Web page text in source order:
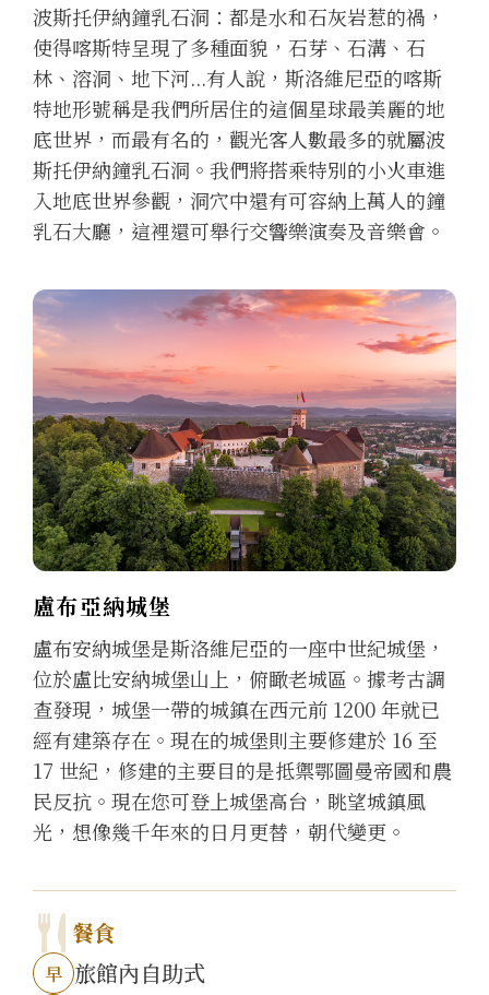
波斯托伊納鐘乳石洞：都是水和石灰岩惹的禍，
使得喀斯特呈現了多種面貌，石芽、石溝、石
林、溶洞、地下河...有人說，斯洛維尼亞的喀斯
特地形號稱是我們所居住的這個星球最美麗的地
底世界，而最有名的，觀光客人數最多的就屬波
斯托伊納鐘乳石洞。我們將搭乘特別的小火車進
入地底世界參觀，洞穴中還有可容納上萬人的鐘
乳石大廳，這裡還可舉行交響樂演奏及音樂會。
盧布亞納城堡
盧布安納城堡是斯洛維尼亞的一座中世紀城堡，
位於盧比安納城堡山上，俯瞰老城區。據考古調
查發現，城堡一帶的城鎮在西元前 1200 年就已
經有建築存在。現在的城堡則主要修建於 16 至
17 世紀，修建的主要目的是抵禦鄂圖曼帝國和農
民反抗。現在您可登上城堡高台，眺望城鎮風
光，想像幾千年來的日月更替，朝代變更。
餐食
早 旅館內自助式